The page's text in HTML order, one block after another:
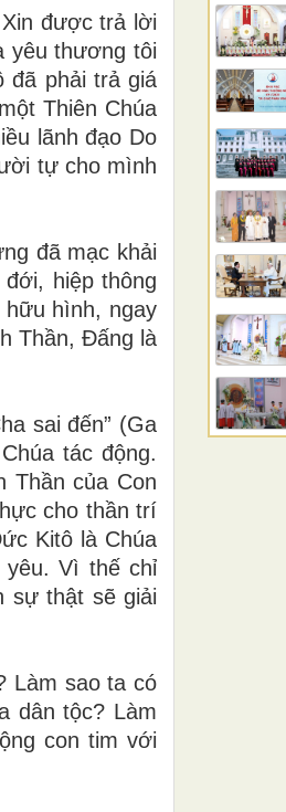
được trả lời
yêu thương tôi
đã phải trả giá
Thiên Chúa
lãnh đạo Do
tự cho mình
đã mạc khải
hiệp thông
hữu hình, ngay
Thần, Đấng là
sai đến” (Ga
tác động.
Thần của Con
cho thần trí
Kitô là Chúa
yêu. Vì thế chỉ
sự thật sẽ giải
Làm sao ta có
dân tộc? Làm
con tim với